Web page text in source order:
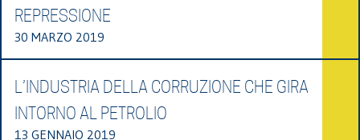
REPRESSIONE
30 MARZO 2019
L’INDUSTRIA DELLA CORRUZIONE CHE GIRA
INTORNO AL PETROLIO
13 GENNAIO 2019